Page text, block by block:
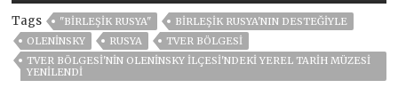
Tags "BIRLEŞIK RUSYA"
BIRLEŞIK RUSYA'NIN DESTEĞIYLE
OLENINSKY
RUSYA
TVER BÖLGESI
TVER BÖLGESI'NIN OLENINSKY İLÇESI'NDEKI YEREL TARIH MÜZESI
YENILENDI